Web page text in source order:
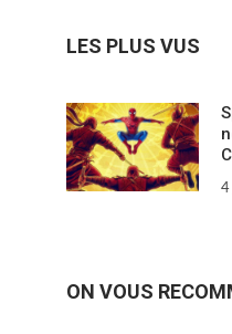
LES PLUS VUS
4
ON VOUS